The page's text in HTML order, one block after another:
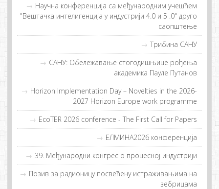
Научна конференција са међународним учешћем
"Вештачка интелигенција у индустрији 4.0 и 5 .0" друго
саопштење
Трибина САНУ
САНУ: Обележавање стогодишњице рођења
академика Пауле Путанов
Horizon Implementation Day – Novelties in the 2026-
2027 Horizon Europe work programme
EcoTER 2026 conference - The First Call for Papers
EЛMИНA2026 конференција
39. Међународни конгрес о процесној индустрији
Позив за радионицу посвећену истраживањима на
зебрицама